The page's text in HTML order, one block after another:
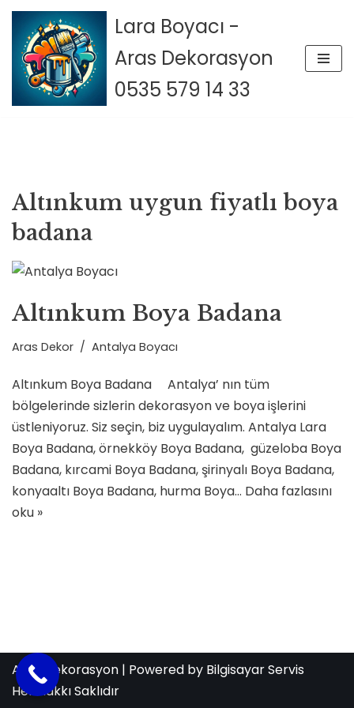
İçeriğe
geç
Lara Boyacı -
Aras Dekorasyon
0535 579 14 33
Altınkum uygun fiyatlı boya
badana
Altınkum Boya Badana
Aras Dekor Antalya Boyacı
Altınkum Boya Badana Antalya’ nın tüm
bölgelerinde sizlerin dekorasyon ve boya işlerini
üstleniyoruz. Siz seçin, biz uygulayalım. Antalya Lara
Boya Badana, örnekköy Boya Badana, güzeloba Boya
Badana, kırcami Boya Badana, şirinyalı Boya Badana,
konyaaltı Boya Badana, hurma Boya… Daha fazlasını
oku »
Aras Dekorasyon | Powered by Bilgisayar Servis
Her Hakkı Saklıdır